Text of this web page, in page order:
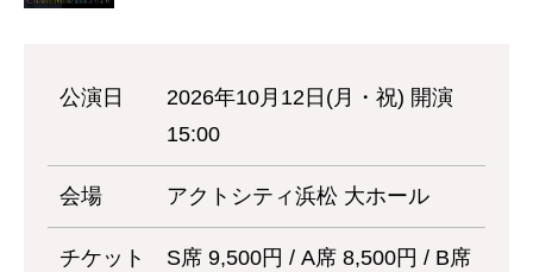
公演日
2026年10月12日(月・祝) 開演
15:00
会場 アクトシティ浜松 大ホール
チケット
S席 9,500円 / A席 8,500円 / B席